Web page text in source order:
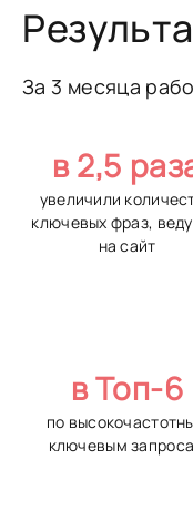
За 3 месяца
в 2,5
увеличили
ключевых фраз,
на сайт
в Топ-6
по
ключевым